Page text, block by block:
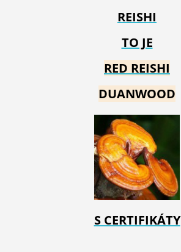
REISHI
TO JE
RED REISHI
DUANWOOD
S CERTIFIKÁTY